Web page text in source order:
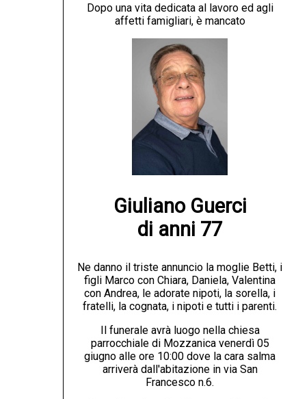
Dopo una vita dedicata al lavoro ed agli
affetti famigliari, è mancato
Giuliano Guerci
di anni 77
Ne danno il triste annuncio la moglie Betti, i
figli Marco con Chiara, Daniela, Valentina
con Andrea, le adorate nipoti, la sorella, i
fratelli, la cognata, i nipoti e tutti i parenti.
Il funerale avrà luogo nella chiesa
parrocchiale di Mozzanica venerdì 05
giugno alle ore 10:00 dove la cara salma
arriverà dall'abitazione in via San
Francesco n.6.